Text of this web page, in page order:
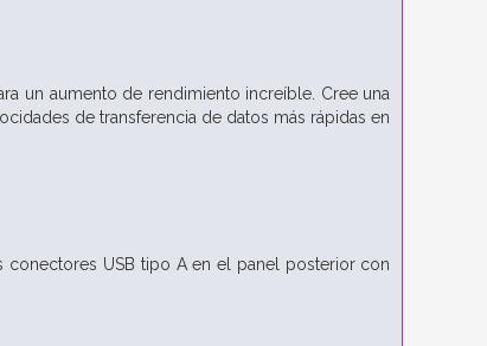
un aumento de rendimiento increíble. Cree una
de transferencia de datos más rápidas en
USB tipo A en el panel posterior con